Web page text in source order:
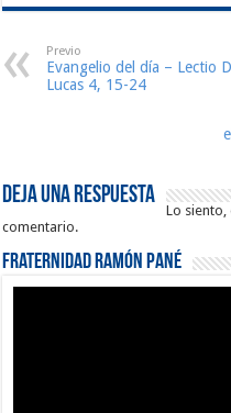
Previo
Evangelio del día – Lectio
Lucas 4, 15-24
Deja una respuesta
Lo
comentario.
Fraternidad Ramón Pané